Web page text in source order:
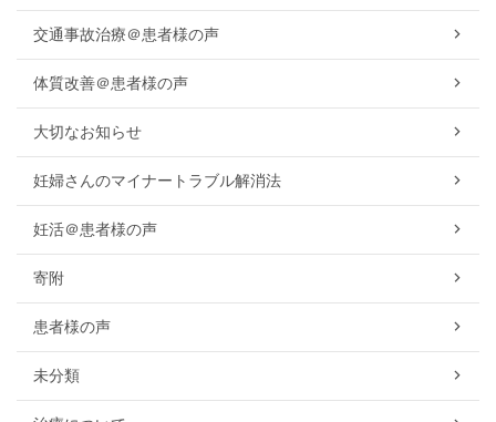
交通事故治療＠患者様の声
体質改善＠患者様の声
大切なお知らせ
妊婦さんのマイナートラブル解消法
妊活＠患者様の声
寄附
患者様の声
未分類